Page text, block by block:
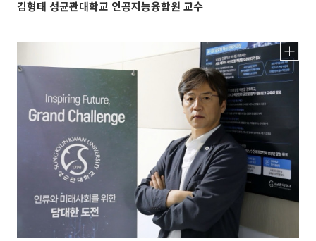
김형태 성균관대학교 인공지능융합원 교수